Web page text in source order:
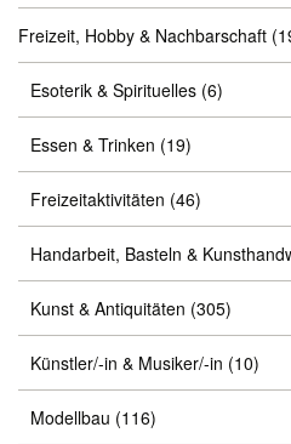
Freizeit, Hobby & Nachbarschaft
Esoterik & Spirituelles (6)
Essen & Trinken (19)
Freizeitaktivitäten (46)
Handarbeit, Basteln &
Kunst & Antiquitäten (305)
Künstler/-in & Musiker/-in (10)
Modellbau (116)